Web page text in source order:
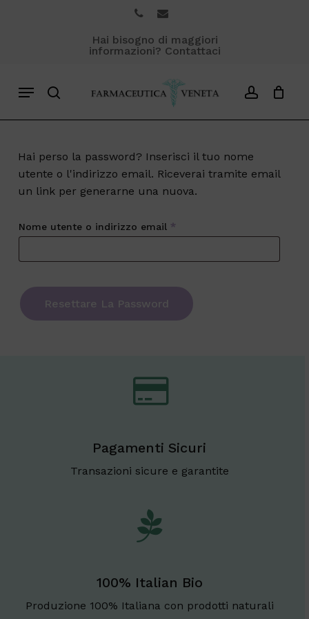
phoneemail
Hai bisogno di maggiori
informazioni? Contattaci
search account
Menu
Hai perso la password? Inserisci il tuo nome
utente o l'indirizzo email. Riceverai tramite email
un link per generarne una nuova.
Nome utente o indirizzo email *
Resettare La Password
Pagamenti Sicuri
Transazioni sicure e garantite
100% Italian Bio
Produzione 100% Italiana con prodotti naturali